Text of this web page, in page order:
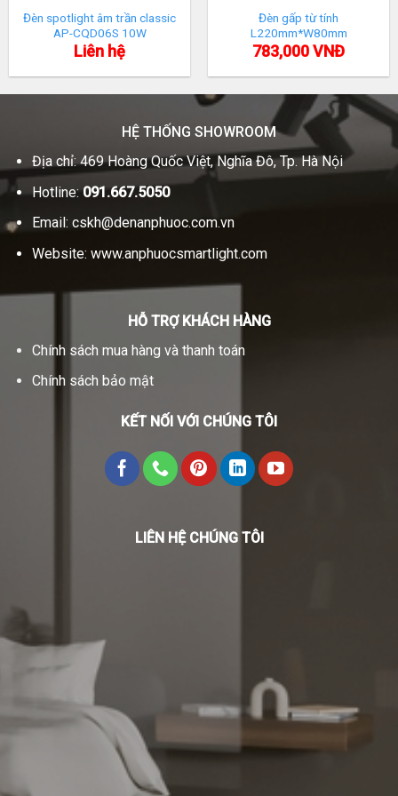
Đèn spotlight âm trần classic
AP-CQD06S 10W
Liên hệ
Đèn gấp từ tính
L220mm*W80mm
783,000VNĐ
HỆ THỐNG SHOWROOM
Địa chỉ: 469 Hoàng Quốc Việt, Nghĩa Đô, Tp. Hà Nội
Hotline:091.667.5050
Email: cskh@denanphuoc.com.vn
Website: www.anphuocsmartlight.com
HỖ TRỢ KHÁCH HÀNG
Chính sách mua hàng và thanh toán
Chính sách bảo mật
KẾT NỐI VỚI CHÚNG TÔI
LIÊN HỆ CHÚNG TÔI